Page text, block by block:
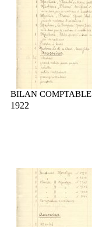
BILAN COMPTABLE
1922